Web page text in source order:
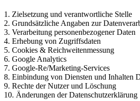
1. Zielsetzung und verantwortliche Stelle
2. Grundsätzliche Angaben zur
3. Verarbeitung personenbezogener Daten
4. Erhebung von Zugriffsdaten
5. Cookies & Reichweitenmessung
6. Google Analytics
7. Google-Re/Marketing-Services
8. Einbindung von Diensten und Inhalten
9. Rechte der Nutzer und Löschung
10. Änderungen der Datenschutzerklärung